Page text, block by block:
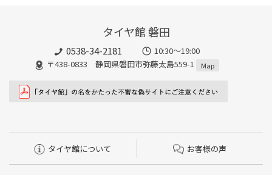
タイヤ館 磐田
0538-34-2181
10:30～19:00
〒438-0833 静岡県磐田市弥藤太島559-1
Map
タイヤ館について お客様の声